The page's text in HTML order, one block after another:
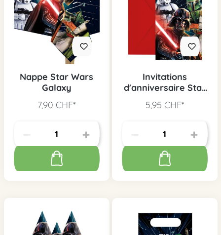
Nappe Star Wars
Galaxy
7,90 CHF*
Invitations
d'anniversaire Star
5,95 CHF*